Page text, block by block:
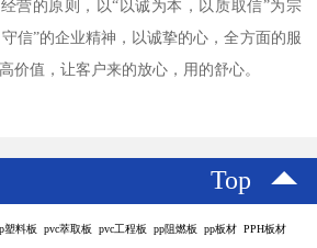
营的原则，以“以诚为本，以质取信”为宗
信”的企业精神，以诚挚的心，全方面的服
价值，让客户来的放心，用的舒心。
Top
塑料板 pvc萃取板 pvc工程板 pp阻燃板 pp板材 PPH板材